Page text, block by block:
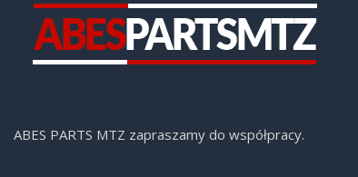
ABES PARTS MTZ zapraszamy do współpracy.